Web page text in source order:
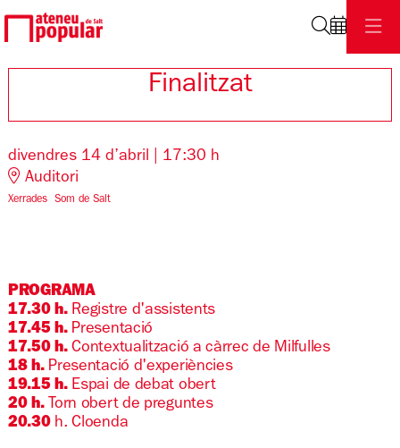
Finalitzat
divendres 14 d’abril
17:30 h
Auditori
Xerrades Som de Salt
PROGRAMA
17.30 h.Registre d'assistents
17.45 h.Presentació
17.50 h.Contextualització a càrrec de Milfulles
18 h. Presentació d'experiències
19.15 h.Espai de debat obert
20 h. Torn obert de preguntes
20.30 h. Cloenda